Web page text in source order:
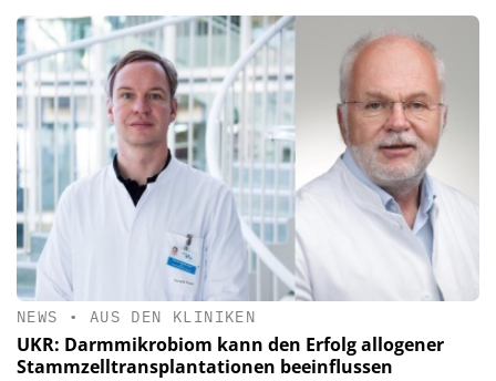
NEWS • AUS DEN KLINIKEN
UKR: Darmmikrobiom kann den Erfolg allogener
Stammzelltransplantationen beeinflussen